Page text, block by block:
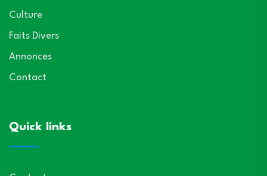
Culture
Faits Divers
Annonces
Contact
Quick links